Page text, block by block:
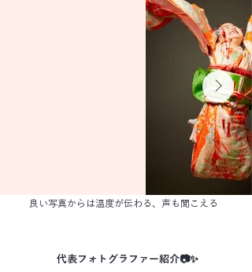
​良い写真からは温度が伝わる、声も聞こえる
代表フォトグラファー紹介📷✨